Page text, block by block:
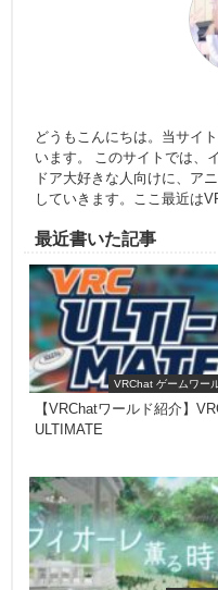
どうもこんにちは。当サイ
います。 このサイトでは、
ドア大好きな人向けに、ア
していきます。ここ最近は
最近書いた記事
VRChat ゲームワー
【VRChatワールド紹介】
ULTIMATE